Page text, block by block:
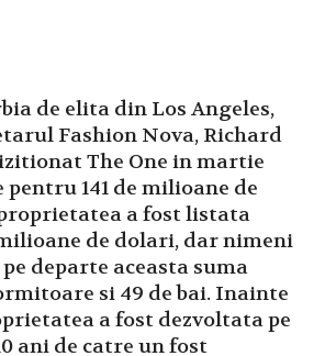
de elita din Los Angeles,
Fashion Nova, Richard
The One in martie
141 de milioane de
a fost listata
de dolari, dar nimeni
departe aceasta suma
si 49 de bai. Inainte
a fost dezvoltata pe
ani de catre un fost